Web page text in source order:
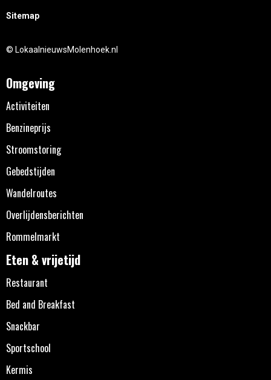
Sitemap
© LokaalnieuwsMolenhoek.nl
Omgeving
Activiteiten
Benzineprijs
Stroomstoring
Gebedstijden
Wandelroutes
Overlijdensberichten
Rommelmarkt
Eten & vrijetijd
Restaurant
Bed and Breakfast
Snackbar
Sportschool
Kermis